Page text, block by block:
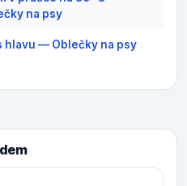
na psy
hlavu — Oblečky na psy